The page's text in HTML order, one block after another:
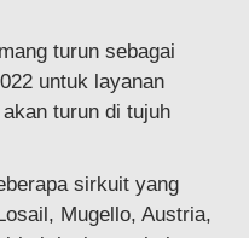
turun sebagai
untuk layanan
turun di tujuh
sirkuit yang
Mugello, Austria,